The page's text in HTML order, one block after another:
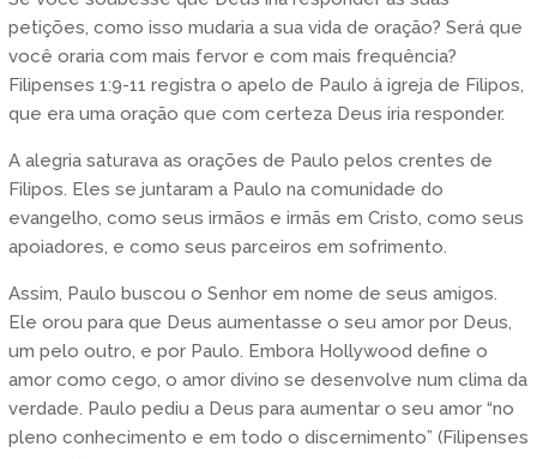
petições, como isso mudaria a sua vida de oração? Será que
você oraria com mais fervor e com mais frequência?
Filipenses 1:9-11 registra o apelo de Paulo à igreja de Filipos,
que era uma oração que com certeza Deus iria responder.
A alegria saturava as orações de Paulo pelos crentes de
Filipos. Eles se juntaram a Paulo na comunidade do
evangelho, como seus irmãos e irmãs em Cristo, como seus
apoiadores, e como seus parceiros em sofrimento.
Assim, Paulo buscou o Senhor em nome de seus amigos.
Ele orou para que Deus aumentasse o seu amor por Deus,
um pelo outro, e por Paulo. Embora Hollywood define o
amor como cego, o amor divino se desenvolve num clima da
verdade. Paulo pediu a Deus para aumentar o seu amor “no
pleno conhecimento e em todo o discernimento” (Filipenses